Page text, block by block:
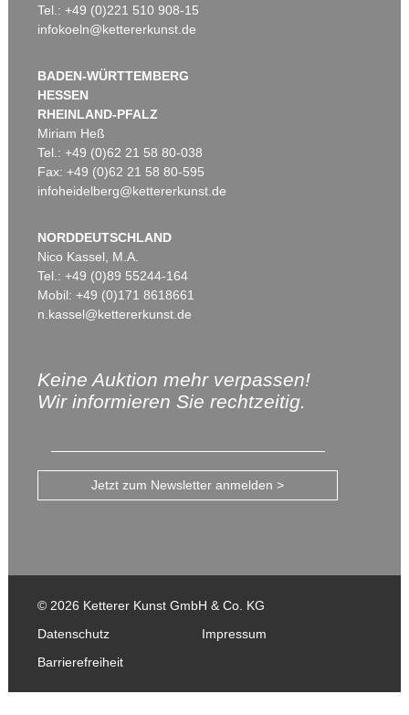
Tel.: +49 (0)221 510 908-15
infokoeln@kettererkunst.de
BADEN-WÜRTTEMBERG
HESSEN
RHEINLAND-PFALZ
Miriam Heß
Tel.: +49 (0)62 21 58 80-038
Fax: +49 (0)62 21 58 80-595
infoheidelberg@kettererkunst.de
NORDDEUTSCHLAND
Nico Kassel, M.A.
Tel.: +49 (0)89 55244-164
Mobil: +49 (0)171 8618661
n.kassel@kettererkunst.de
Keine Auktion mehr verpassen!
Wir informieren Sie rechtzeitig.
Jetzt zum Newsletter anmelden >
© 2026 Ketterer Kunst GmbH & Co. KG
Datenschutz
Impressum
Barrierefreiheit